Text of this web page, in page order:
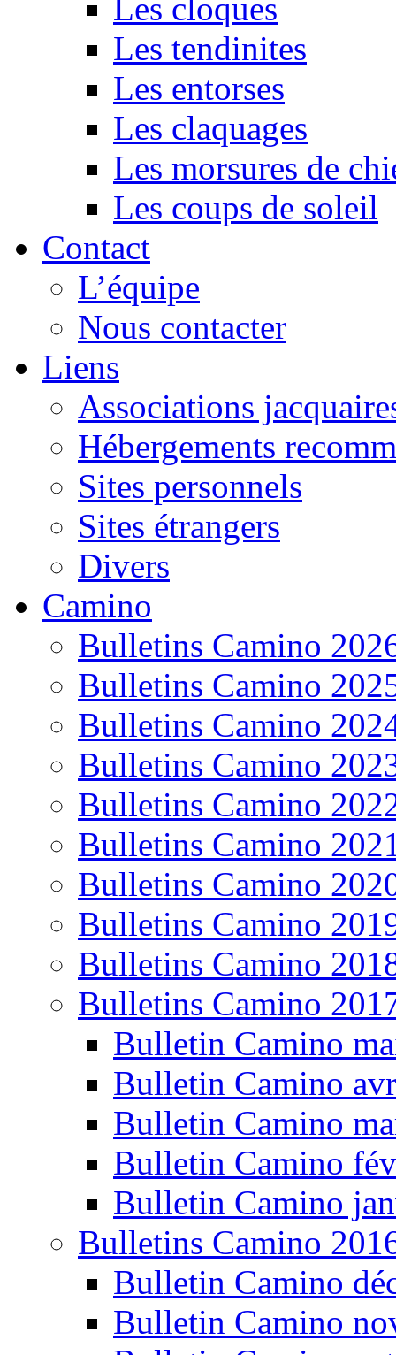
Les cloques
Les tendinites
Les entorses
Les claquages
Les morsures de
Les coups de soleil
Contact
L’équipe
Nous contacter
Liens
Associations
Hébergements
Sites personnels
Sites étrangers
Divers
Camino
Bulletins Camino
Bulletins Camino
Bulletins Camino
Bulletins Camino
Bulletins Camino
Bulletins Camino
Bulletins Camino
Bulletins Camino
Bulletins Camino
Bulletins Camino
Bulletin Camino
Bulletin Camino
Bulletin Camino
Bulletin Camino
Bulletin Camino
Bulletins Camino
Bulletin Camino
Bulletin Camino